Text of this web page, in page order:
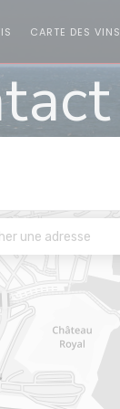
CARTE DES VINS